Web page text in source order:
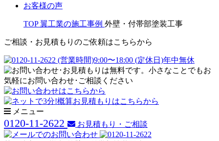
お客様の声
TOP 翼工業の施工事例 外壁・付帯部塗装工事
ご相談・お見積もりのご依頼はこちらから
メニュー
0120-11-2622 お見積もり・ご相談